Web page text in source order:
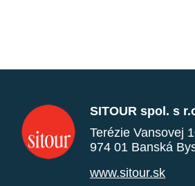
SITOUR spol. s
Terézie Vansovej
974 01 Banská
www.sitour.sk